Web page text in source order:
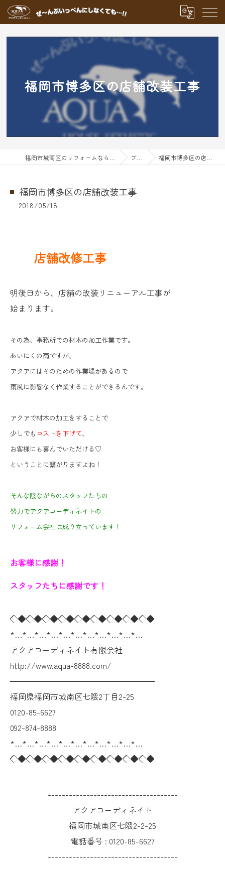
福岡市博多区の店舗改装工事
ブログ 福岡市博多区の店舗改装工事
福岡市博多区の店舗改装工事
2018/05/18
店舗改修工事
明後日から、店舗の改装リニューアル工事が
始まります。
その為、事務所での材木の加工作業です。
あいにくの雨ですが、
アクアにはそのための作業場があるので
雨風に影響なく作業することができるんです。
アクアで材木の加工をすることで
少しでも コストを下げて、
お客様にも喜んでいただける♡
ということに繋がりますよね！
そんな陰ながらのスタッフたちの
努力でアクアコーディネイトの
リフォーム会社は成り立っています！
お客様に感謝！
スタッフたちに感謝です！
◇◆◇◆◇◆◇◆◇◆◇◆◇◆◇◆◇◆
*…*…*…*…*…*…*…*…*…*…*…
アクアコーディネイト有限会社
http://www.aqua-8888.com/
━━━━━━━━━━━━━━━━━━
福岡県福岡市城南区七隈2丁目2-25
0120-85-6627
092-874-8888
*…*…*…*…*…*…*…*…*…*…*…
◇◆◇◆◇◆◇◆◇◆◇◆◇◆◇◆◇◆
-------------------------------------
アクアコーディネイト
福岡市城南区七隈2-2-25
電話番号 : 0120-85-6627
-------------------------------------